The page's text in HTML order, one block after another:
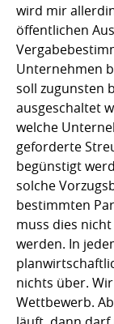
wird mir
öffentlichen
Unternehmen
soll zugunsten
ausgeschaltet
welche
geforderte
begünstigt
solche
bestimmten
muss dies
werden. In
nichts über.
Wettbewerb.